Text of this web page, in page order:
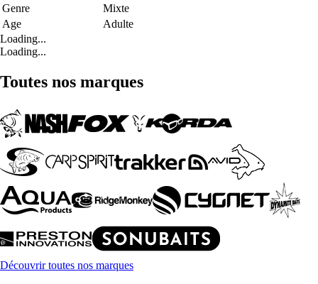
Genre
Mixte
Age
Adulte
Loading...
Loading...
Toutes nos marques
Découvrir toutes nos marques